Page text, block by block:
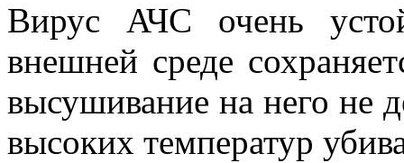
Вирус АЧС очень
внешней среде
высушивание на него не
высоких температур